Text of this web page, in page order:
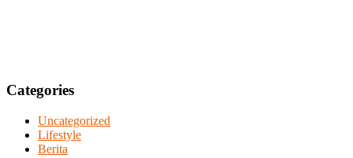
Categories
Uncategorized
Lifestyle
Berita